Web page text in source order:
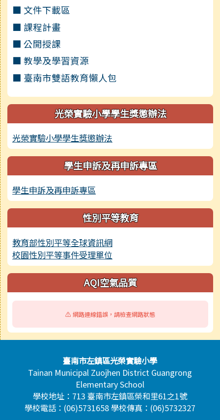
■ 文件下載區
■ 課程計畫
■ 公開授課
■ 教學及學習資源
■ 臺南市雙語教育懶人包
光榮實驗小學學生獎懲辦法
光榮實驗小學學生獎懲辦法
學生申訴及再申訴專區
學生申訴及再申訴專區
性別平等教育
教育部性別平等全球資訊網
校園性別平等事件受理單位
AQI空氣品質
⚠️ 網路連線錯誤，請檢查網路狀態
頁尾區域內容臺南市左鎮區光榮實驗小學
Tainan Municipal Zuojhen District Guangrong
Elementary School
學校地址：713 臺南市左鎮區榮和里61之1號
學校電話：(06)5731658 學校傳真：(06)5732327